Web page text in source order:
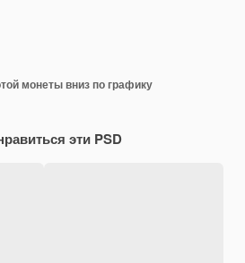
монеты вниз по графику
эти PSD